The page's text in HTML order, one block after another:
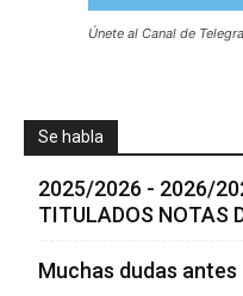
Únete al Canal de
Se habla
2025/2026 - 2026/
TITULADOS NOTAS
Muchas dudas